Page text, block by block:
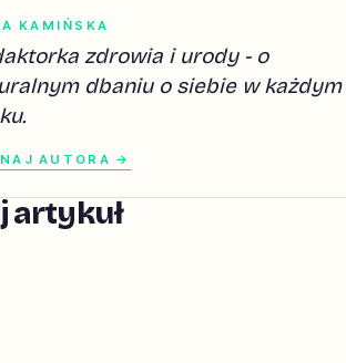
KAMIŃSKA
zdrowia i urody - o
dbaniu o siebie w każdym
AUTORA →
artykuł